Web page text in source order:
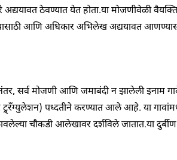
अद्ययावत ठेवण्यात येतहोता.यामोजणीवेळी
आणि अधिकार अभिलेख अद्ययावत
, सर्व मोजणी आणिजमाबंदीन झालेलीइनाम
ट्र्रँग्युलेशन) पध्दतीनेकरण्यात आले आहे. या
चौकडीआलेखावर दर्शविलेजातात.यादुर्बीण